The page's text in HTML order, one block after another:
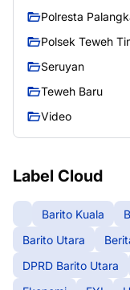
Polresta
Polsek Teweh
Seruyan
Teweh Baru
Video
Label Cloud
Barito Kuala
Barito Utara
DPRD Barito Utara